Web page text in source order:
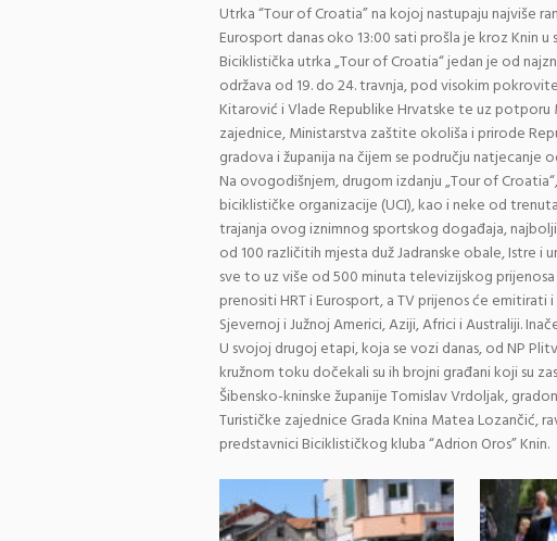
Utrka “Tour of Croatia” na kojoj nastupaju najviše
Eurosport danas oko 13:00 sati prošla je kroz Knin
Biciklistička utrka „Tour of Croatia“ jedan je od
održava od 19. do 24. travnja, pod visokim
Kitarović i Vlade Republike Hrvatske te uz
zajednice, Ministarstva zaštite okoliša i prirode
gradova i županija na čijem se području natjecanje
Na ovogodišnjem, drugom izdanju „Tour of
biciklističke organizacije (UCI), kao i neke od
trajanja ovog iznimnog sportskog događaja,
od 100 različitih mjesta duž Jadranske obale, Istre i
sve to uz više od 500 minuta televizijskog
prenositi HRT i Eurosport, a TV prijenos će
Sjevernoj i Južnoj Americi, Aziji, Africi i Australiji.
U svojoj drugoj etapi, koja se vozi danas, od NP
kružnom toku dočekali su ih brojni građani koji su
Šibensko-kninske županije Tomislav Vrdoljak,
Turističke zajednice Grada Knina Matea Lozančić,
predstavnici Biciklističkog kluba “Adrion Oros” Knin.